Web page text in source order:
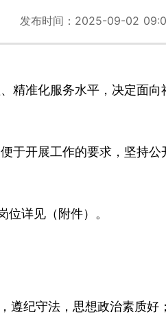
发布时间：2025-09-02
精准化服务水平，决定面
于开展工作的要求，坚持
位详见（附件）。
遵纪守法，思想政治素质好；